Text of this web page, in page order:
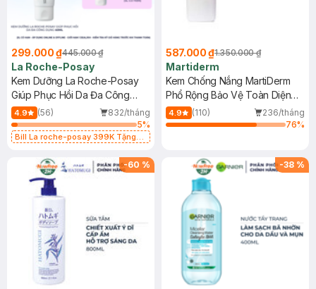
299.000 ₫445.000 ₫
La Roche-Posay
Kem Dưỡng La Roche-Posay
Giúp Phục Hồi Da Đa Công
Dụng 40ml
4.9 (56)
832/tháng
5%
Bill La roche-posay 399K Tặng
(SL có hạn)
587.000 ₫1.350.000 ₫
Martiderm
Kem Chống Nắng MartiDerm
Phổ Rộng Bảo Vệ Toàn Diện
40ml
4.9 (110)
236/tháng
76%
-60 % -38 %